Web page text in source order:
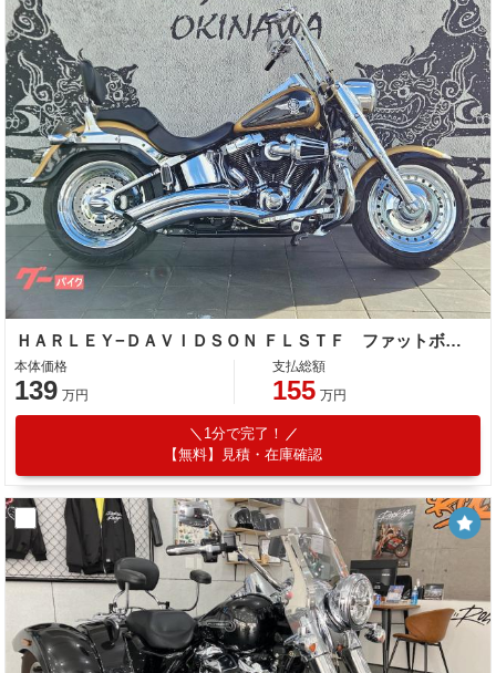
ＨＡＲＬＥＹ−ＤＡＶＩＤＳＯＮ ＦＬＳＴＦ ファットボーイ ＥＴＣ付き カスタムパーツ多数装備
本体価格
139 万円
支払総額
155 万円
1分で完了！
【無料】見積・在庫確認